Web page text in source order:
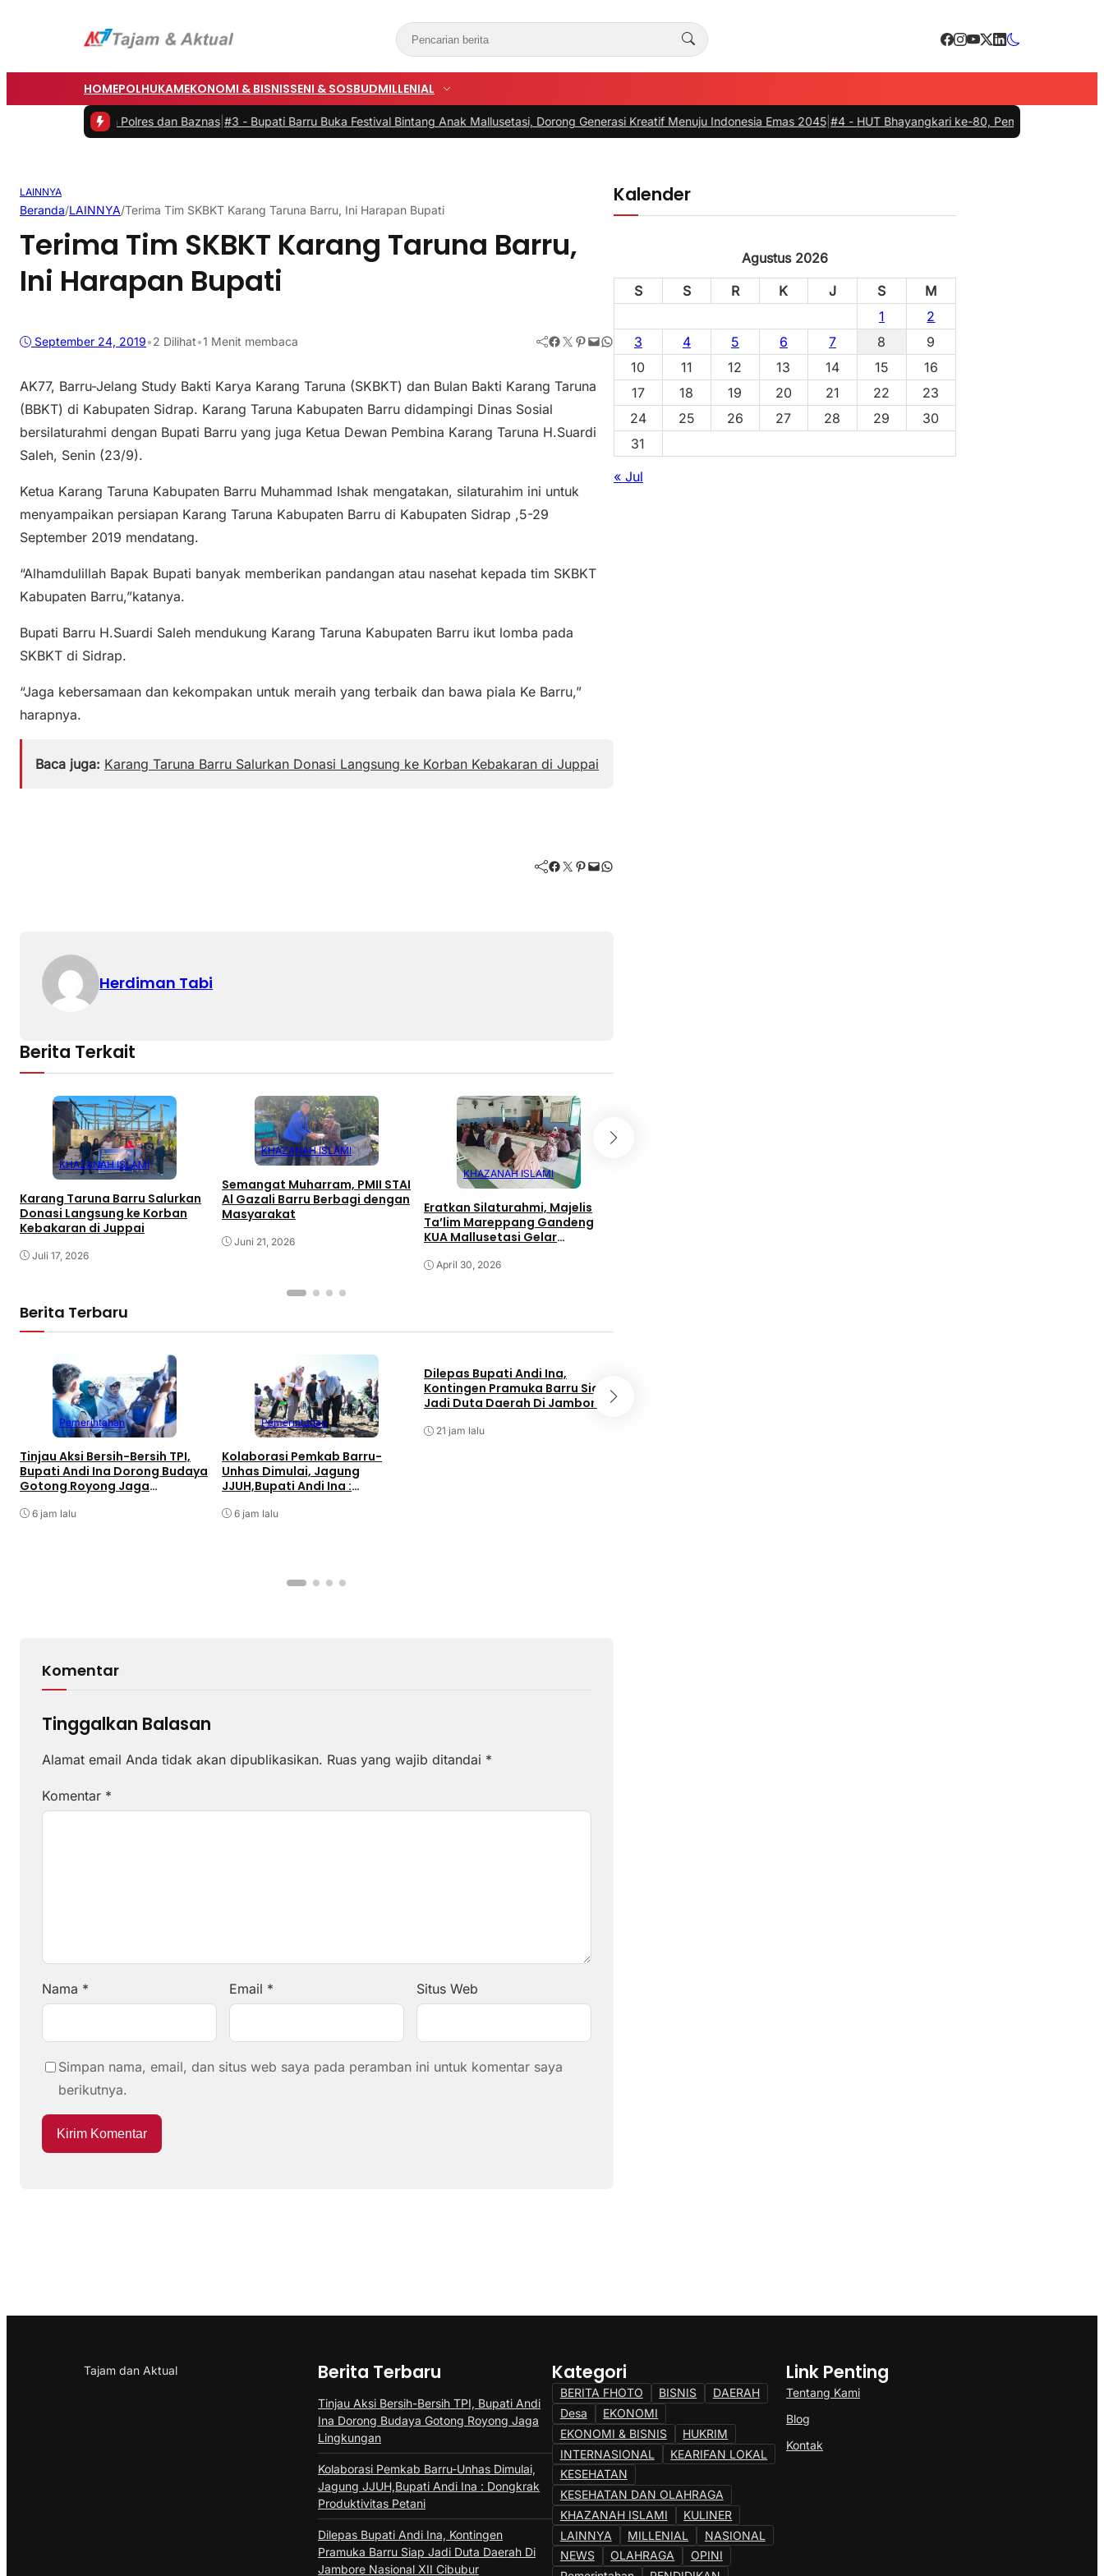
HOMEPOLHUKAMEKONOMI & BISNISSENI & SOSBUDMILLENIAL
Rumah Polres dan Baznas|#3 -Bupati Barru Buka Festival Bintang Anak Mallusetasi, Dorong Generasi Kreatif Menuju Indonesia Emas 2045|#4 -HUT Bhayangkari ke-80, Pemkab Barru, Polres dan
LAINNYA
Beranda/LAINNYA/Terima Tim SKBKT Karang Taruna Barru, Ini Harapan Bupati
Terima Tim SKBKT Karang Taruna Barru,
Ini Harapan Bupati
September 24, 2019•2 Dilihat•1 Menit membaca Facebook Twitter Pinterest Mail WhatsApp
AK77, Barru-Jelang Study Bakti Karya Karang Taruna (SKBKT) dan Bulan Bakti Karang Taruna
(BBKT) di Kabupaten Sidrap. Karang Taruna Kabupaten Barru didampingi Dinas Sosial
bersilaturahmi dengan Bupati Barru yang juga Ketua Dewan Pembina Karang Taruna H.Suardi
Saleh, Senin (23/9).
Ketua Karang Taruna Kabupaten Barru Muhammad Ishak mengatakan, silaturahim ini untuk
menyampaikan persiapan Karang Taruna Kabupaten Barru di Kabupaten Sidrap ,5-29
September 2019 mendatang.
“Alhamdulillah Bapak Bupati banyak memberikan pandangan atau nasehat kepada tim SKBKT
Kabupaten Barru,”katanya.
Bupati Barru H.Suardi Saleh mendukung Karang Taruna Kabupaten Barru ikut lomba pada
SKBKT di Sidrap.
“Jaga kebersamaan dan kekompakan untuk meraih yang terbaik dan bawa piala Ke Barru,”
harapnya.
Baca juga: Karang Taruna Barru Salurkan Donasi Langsung ke Korban Kebakaran di Juppai
Facebook Twitter Pinterest Mail WhatsApp
Herdiman Tabi
Berita Terkait
KHAZANAH ISLAMI
Karang Taruna Barru Salurkan
Donasi Langsung ke Korban
Kebakaran di Juppai
Juli 17, 2026
KHAZANAH ISLAMI
Semangat Muharram, PMII STAI
Al Gazali Barru Berbagi dengan
Masyarakat
Juni 21, 2026
KHAZANAH ISLAMI
Eratkan Silaturahmi, Majelis
Ta’lim Mareppang Gandeng
KUA Mallusetasi Gelar
April 30, 2026
Berita Terbaru
Pemerintahan
Tinjau Aksi Bersih-Bersih TPI,
Bupati Andi Ina Dorong Budaya
Gotong Royong Jaga
6 jam lalu
Pemerintahan
Kolaborasi Pemkab Barru-
Unhas Dimulai, Jagung
JJUH,Bupati Andi Ina :
6 jam lalu
Dilepas Bupati Andi Ina,
Kontingen Pramuka Barru Siap
Jadi Duta Daerah Di Jambore
21 jam lalu
Komentar
Tinggalkan Balasan
Alamat email Anda tidak akan dipublikasikan. Ruas yang wajib ditandai *
Komentar *
Nama * Email * Situs Web
Simpan nama, email, dan situs web saya pada peramban ini untuk komentar saya
berikutnya.
Kalender
Agustus 2026
S
S R K J S
M
1
2
3
4 5 6 7 8
9
10
11 12 13 14 15
16
17
18 19 20 21 22
23
24
25 26 27 28 29
30
31
« Jul
Tajam dan Aktual Berita Terbaru
Tinjau Aksi Bersih-Bersih TPI, Bupati Andi
Ina Dorong Budaya Gotong Royong Jaga
Lingkungan
Kolaborasi Pemkab Barru-Unhas Dimulai,
Jagung JJUH,Bupati Andi Ina : Dongkrak
Produktivitas Petani
Dilepas Bupati Andi Ina, Kontingen
Pramuka Barru Siap Jadi Duta Daerah Di
Jambore Nasional XII Cibubur
Kategori
BERITA FHOTO BISNIS
DAERAH
Desa
EKONOMI
EKONOMI & BISNIS
HUKRIM
INTERNASIONAL
KEARIFAN LOKAL
KESEHATAN
KESEHATAN DAN OLAHRAGA
KHAZANAH ISLAMI
KULINER
LAINNYA
MILLENIAL
NASIONAL
NEWS
OLAHRAGA
OPINI
Link Penting
Tentang Kami
Blog
Kontak